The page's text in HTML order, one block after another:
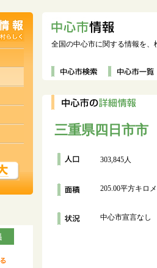
全国の中心市に関する情報を
三重県四日市市
303,845人
205.00平方キロ
中心市宣言なし